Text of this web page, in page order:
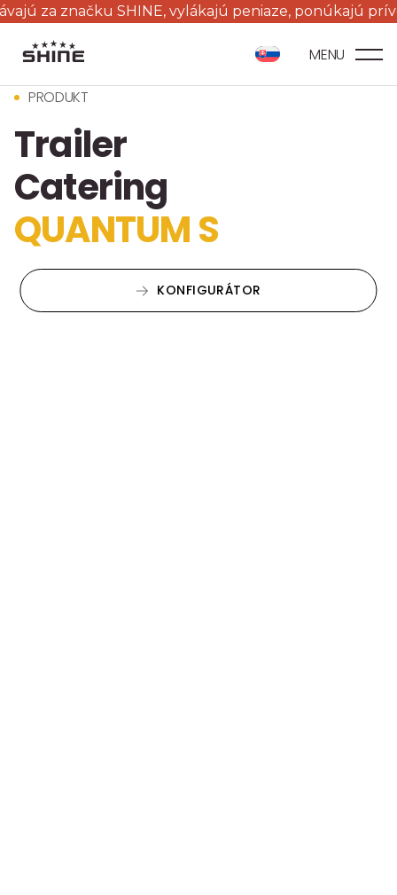
MENU
PRODUKT
Trailer
Catering
QUANTUM S
KONFIGURÁTOR
značku SHINE, vylákajú peniaze, ponúkajú prívesy